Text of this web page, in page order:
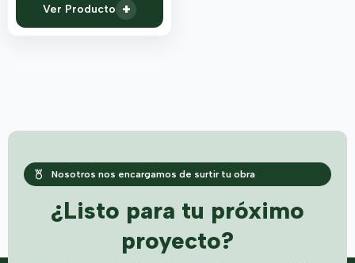
Ver Producto +
Nosotros nos encargamos de surtir tu obra
¿Listo para tu próximo
proyecto?